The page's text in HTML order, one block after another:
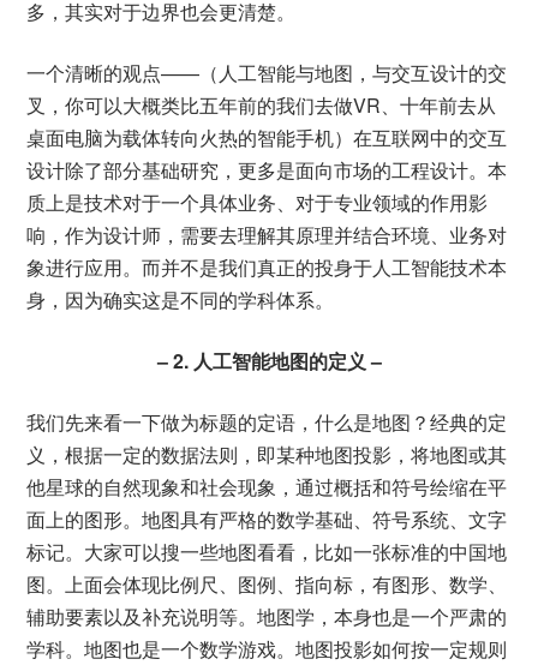
多，其实对于边界也会更清楚。
一个清晰的观点——（人工智能与地图，与交互设计的交
叉，你可以大概类比五年前的我们去做VR、十年前去从
桌面电脑为载体转向火热的智能手机）在互联网中的交互
设计除了部分基础研究，更多是面向市场的工程设计。本
质上是技术对于一个具体业务、对于专业领域的作用影
响，作为设计师，需要去理解其原理并结合环境、业务对
象进行应用。而并不是我们真正的投身于人工智能技术本
身，因为确实这是不同的学科体系。
– 2. 人工智能地图的定义 –
我们先来看一下做为标题的定语，什么是地图？经典的定
义，根据一定的数据法则，即某种地图投影，将地图或其
他星球的自然现象和社会现象，通过概括和符号绘缩在平
面上的图形。地图具有严格的数学基础、符号系统、文字
标记。大家可以搜一些地图看看，比如一张标准的中国地
图。上面会体现比例尺、图例、指向标，有图形、数学、
辅助要素以及补充说明等。地图学，本身也是一个严肃的
学科。地图也是一个数学游戏。地图投影如何按一定规则